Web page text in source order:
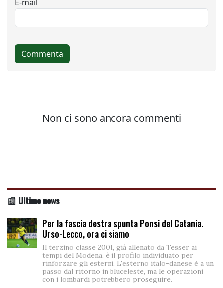
📰 Ultime news
Per la fascia destra spunta Ponsi del Catania.
Urso-Lecco, ora ci siamo
Il terzino classe 2001, già allenato da Tesser ai
tempi del Modena, è il profilo individuato per
rinforzare gli esterni. L'esterno italo-danese è a un
passo dal ritorno in bluceleste, ma le operazioni
con i lombardi potrebbero proseguire.